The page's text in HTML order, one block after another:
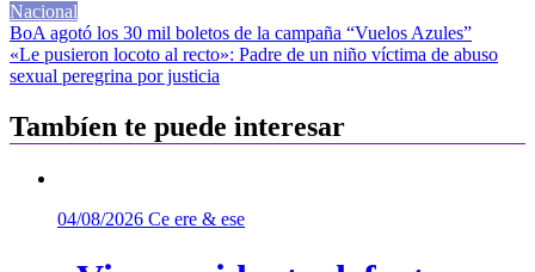
Nacional
Navegación
de
BoA agotó los 30 mil boletos de la campaña “Vuelos Azules”
«Le pusieron locoto al recto»: Padre de un niño víctima de abuso
sexual peregrina por justicia
Tambíen te puede interesar
04/08/2026 Ce ere & ese